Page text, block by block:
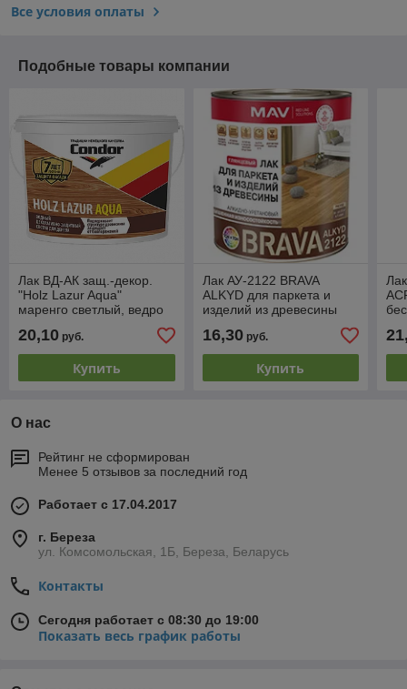
Все условия оплаты
Подобные товары компании
Лак ВД-АК защ.-декор.
"Holz Lazur Aqua"
маренго светлый, ведро
20,10 руб.
Купить
Лак АУ-2122 BRAVA
ALKYD для паркета и
изделий из древесины
16,30руб.
Купить
О нас
Рейтинг не сформирован
Менее 5 отзывов за последний год
Работает с 17.04.2017
г. Береза
ул. Комсомольская, 1Б, Береза, Беларусь
Контакты
Сегодня работает с 08:30 до 19:00
Показать весь график работы